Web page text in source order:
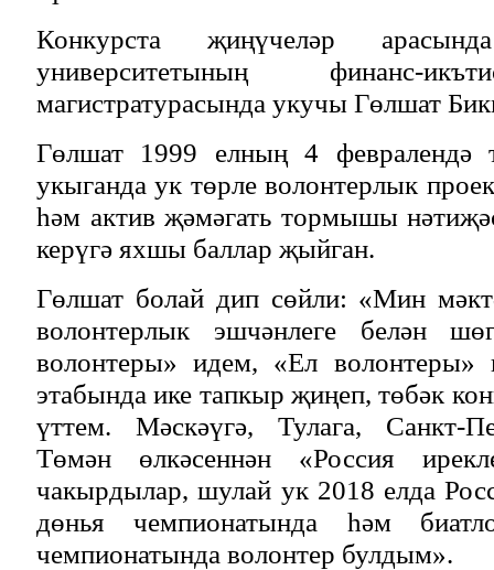
Конкурста җиңүчеләр
университетының финанс-
магистратурасында укучы Гөлшат
Гөлшат 1999 елның 4 февралендә
укыганда ук төрле волонтерлык
һәм актив җәмәгать тормышы
керүгә яхшы баллар җыйган.
Гөлшат болай дип сөйли: «Мин
волонтерлык эшчәнлеге белән
волонтеры» идем, «Ел волонтеры»
этабында ике тапкыр җиңеп, төбәк
үттем. Мәскәүгә, Тулага, Санкт-
Төмән өлкәсеннән «Россия
чакырдылар, шулай ук 2018 елда
дөнья чемпионатында һәм
чемпионатында волонтер булдым».